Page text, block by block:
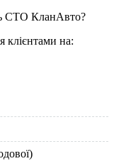
СТО КланАвто?
на: